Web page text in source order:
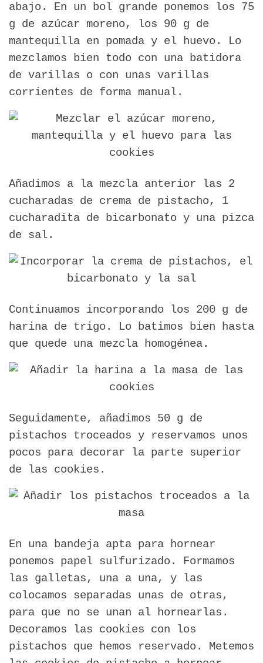
abajo. En un bol grande ponemos los 75
g de azúcar moreno, los 90 g de
mantequilla en pomada y el huevo. Lo
mezclamos bien todo con una batidora
de varillas o con unas varillas
corrientes de forma manual.
Añadimos a la mezcla anterior las 2
cucharadas de crema de pistacho, 1
cucharadita de bicarbonato y una pizca
de sal.
Continuamos incorporando los 200 g de
harina de trigo. Lo batimos bien hasta
que quede una mezcla homogénea.
Seguidamente, añadimos 50 g de
pistachos troceados y reservamos unos
pocos para decorar la parte superior
de las cookies.
En una bandeja apta para hornear
ponemos papel sulfurizado. Formamos
las galletas, una a una, y las
colocamos separadas unas de otras,
para que no se unan al hornearlas.
Decoramos las cookies con los
pistachos que hemos reservado. Metemos